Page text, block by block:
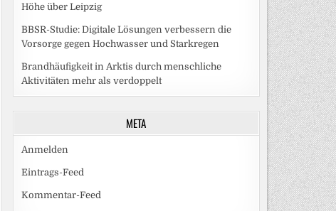
Höhe über Leipzig
BBSR-Studie: Digitale Lösungen verbessern die
Vorsorge gegen Hochwasser und Starkregen
Brandhäufigkeit in Arktis durch menschliche
Aktivitäten mehr als verdoppelt
META
Anmelden
Eintrags-Feed
Kommentar-Feed